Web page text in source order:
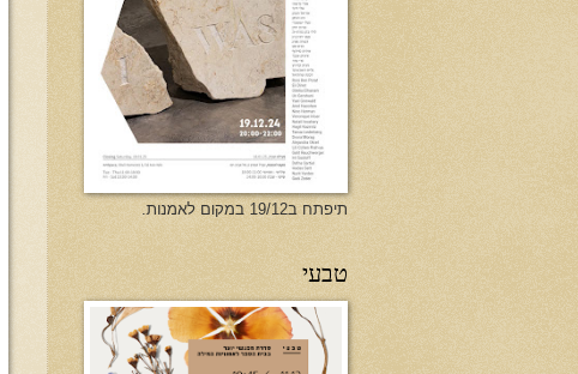
תיפתח ב19/12 במקום לאמנות.
טבעי